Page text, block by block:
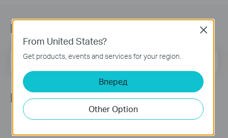
Підписатись на розсилку
Email Address
Ми в соцмережах
From United States?
Get products, events and services for your region.
Вперед
Other Option
Close